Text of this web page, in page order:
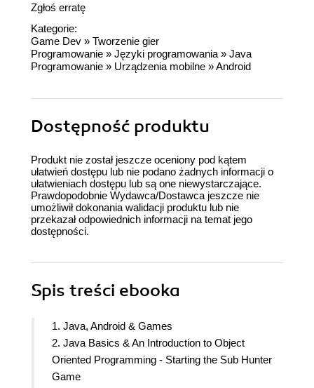
Zgłoś erratę
Kategorie:
Game Dev » Tworzenie gier
Programowanie » Języki programowania » Java
Programowanie » Urządzenia mobilne »Android
Dostępność produktu
Produkt nie został jeszcze oceniony pod kątem
ułatwień dostępu lub nie podano żadnych informacji o
ułatwieniach dostępu lub są one niewystarczające.
Prawdopodobnie Wydawca/Dostawca jeszcze nie
umożliwił dokonania walidacji produktu lub nie
przekazał odpowiednich informacji na temat jego
dostępności.
Spis treści ebooka
1. Java, Android & Games
2. Java Basics & An Introduction to Object
Oriented Programming - Starting the Sub Hunter
Game